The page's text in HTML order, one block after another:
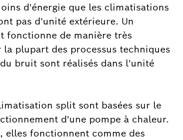
d'énergie que les climatisations
pas d'unité extérieure. Un
fonctionne de manière très
la plupart des processus techniques
bruit sont réalisés dans l'unité
split sont basées sur le
d'une pompe à chaleur.
elles fonctionnent comme des